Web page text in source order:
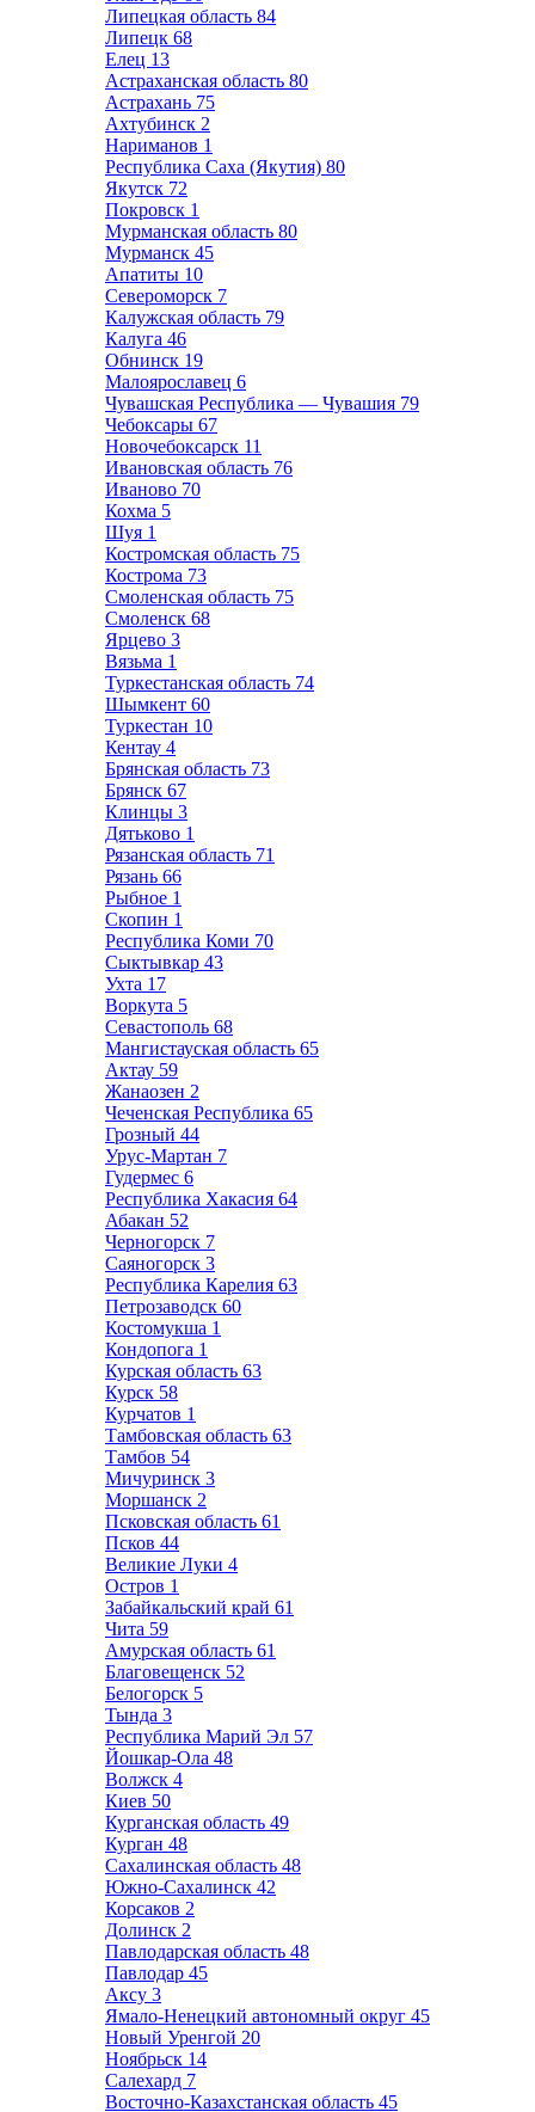
Липецкая область 84
Липецк 68
Елец 13
Астраханская область 80
Астрахань 75
Ахтубинск 2
Нариманов 1
Республика Саха (Якутия) 80
Якутск 72
Покровск 1
Мурманская область 80
Мурманск 45
Апатиты 10
Североморск 7
Калужская область 79
Калуга 46
Обнинск 19
Малоярославец 6
Чувашская Республика — Чувашия 79
Чебоксары 67
Новочебоксарск 11
Ивановская область 76
Иваново 70
Кохма 5
Шуя 1
Костромская область 75
Кострома 73
Смоленская область 75
Смоленск 68
Ярцево 3
Вязьма 1
Туркестанская область 74
Шымкент 60
Туркестан 10
Кентау 4
Брянская область 73
Брянск 67
Клинцы 3
Дятьково 1
Рязанская область 71
Рязань 66
Рыбное 1
Скопин 1
Республика Коми 70
Сыктывкар 43
Ухта 17
Воркута 5
Севастополь 68
Мангистауская область 65
Актау 59
Жанаозен 2
Чеченская Республика 65
Грозный 44
Урус-Мартан 7
Гудермес 6
Республика Хакасия 64
Абакан 52
Черногорск 7
Саяногорск 3
Республика Карелия 63
Петрозаводск 60
Костомукша 1
Кондопога 1
Курская область 63
Курск 58
Курчатов 1
Тамбовская область 63
Тамбов 54
Мичуринск 3
Моршанск 2
Псковская область 61
Псков 44
Великие Луки 4
Остров 1
Забайкальский край 61
Чита 59
Амурская область 61
Благовещенск 52
Белогорск 5
Тында 3
Республика Марий Эл 57
Йошкар-Ола 48
Волжск 4
Киев 50
Курганская область 49
Курган 48
Сахалинская область 48
Южно-Сахалинск 42
Корсаков 2
Долинск 2
Павлодарская область 48
Павлодар 45
Аксу 3
Ямало-Ненецкий автономный округ 45
Новый Уренгой 20
Ноябрьск 14
Салехард 7
Восточно-Казахстанская область 45